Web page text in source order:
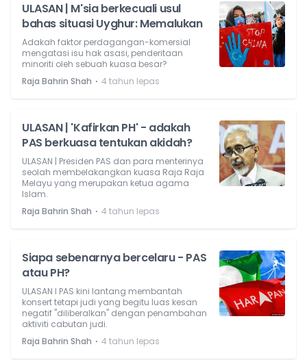
ULASAN | M'sia berkecuali usul
bahas situasi Uyghur: Memalukan
Adakah faktor perdagangan-komersial
mengatasi isu hak asasi, penderitaan
minoriti oleh sebuah kuasa besar?
Raja Bahrin Shah ⋅ 4 tahun lepas
ULASAN | 'Kafirkan PH' - adakah
PAS berkuasa tentukan akidah?
ULASAN | Presiden PAS dan para menterinya
seolah membelakangkan kuasa Raja Raja
Melayu yang merupakan ketua agama
Islam.
Raja Bahrin Shah ⋅ 4 tahun lepas
Siapa sebenarnya bercelaru - PAS
atau PH?
ULASAN l PAS kini lantang membantah
konsert tetapi judi yang begitu luas kesan
negatif "diliberalkan" dengan penambahan
aktiviti cabutan judi.
Raja Bahrin Shah ⋅ 4 tahun lepas